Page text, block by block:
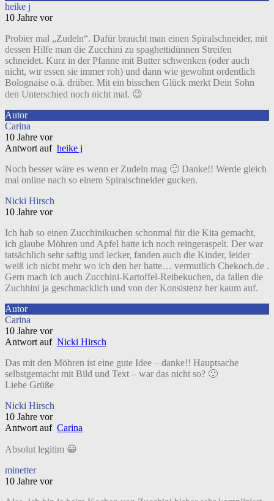
heike j
10 Jahre vor
Probier mal „Zudeln“. Dafür braucht man einen Spiralschneider, mit
dessen Hilfe man die Zucchini zu spaghettidünnen Streifen
schneidet. Kurz in der Pfanne mit Butter schwenken (oder auch
nicht, wir essen sie immer roh) und dann wie gewohnt ordentlich
Bolognaise o.ä. drüber. Mit ein bisschen Glück merkt Dein Sohn
den Unterschied noch nicht mal. 😉
Autor
Carina
10 Jahre vor
Antwort auf heike j
Noch besser wäre es wenn er Zudeln mag 🙂 Danke!! Werde gleich
mal online nach so einem Spiralschneider gucken.
Nicki Hirsch
10 Jahre vor
Ich hab so einen Zucchinikuchen schonmal für die Kita gemacht,
ich glaube Möhren und Apfel hatte ich noch reingeraspelt. Der war
tatsächlich sehr saftig und lecker, fanden auch die Kinder, leider
weiß ich nicht mehr wo ich den her hatte… vermutlich Chekoch.de .
Gern mach ich auch Zucchini-Kartoffel-Reibekuchen, da fallen die
Zuchhini ja geschmacklich und von der Konsistenz her kaum auf.
Autor
Carina
10 Jahre vor
Antwort auf Nicki Hirsch
Das mit den Möhren ist eine gute Idee – danke!! Hauptsache
selbstgemacht mit Bild und Text – war das nicht so? 🙂
Liebe Grüße
Nicki Hirsch
10 Jahre vor
Antwort auf Carina
Absolut legitim 😀
minetter
10 Jahre vor